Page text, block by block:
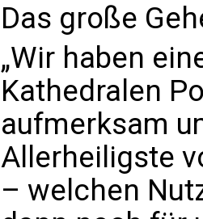
Das große
„Wir haben
Kathedralen
aufmerksam
Allerheiligste
– welchen